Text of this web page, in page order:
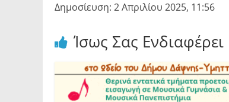
Δημοσίευση: 2 Απριλίου 2025, 11:56
Ίσως Σας Ενδιαφέρει